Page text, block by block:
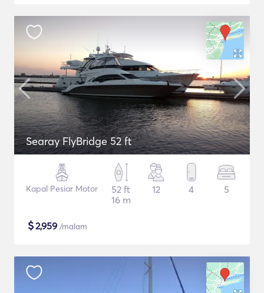
Searay FlyBridge 52 ft
Kapal Pesiar Motor
52 ft
16 m
12 4 5
$2,959 /malam